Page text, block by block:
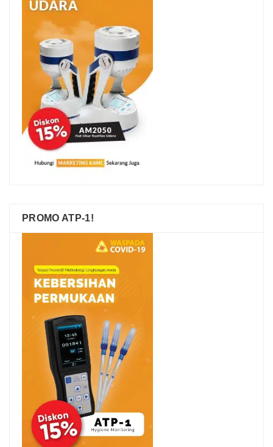
PROMO ATP-1!